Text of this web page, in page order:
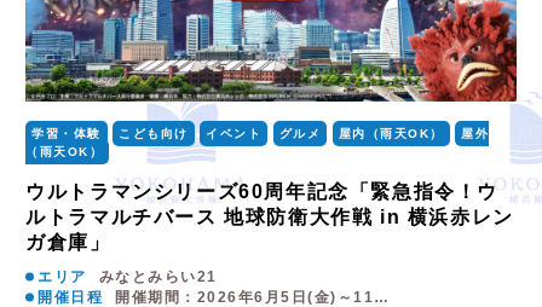
学習・体験 こども向け イベント グルメ 屋内（雨天OK）
屋外
（雨天OK）
ウルトラマンシリーズ60周年記念「緊急指令！ウ
ルトラマルチバース 地球防衛大作戦 in 横浜赤レン
ガ倉庫」
エリア
みなとみらい21
開催日程
開催期間：2026年6月5日(金)～11…